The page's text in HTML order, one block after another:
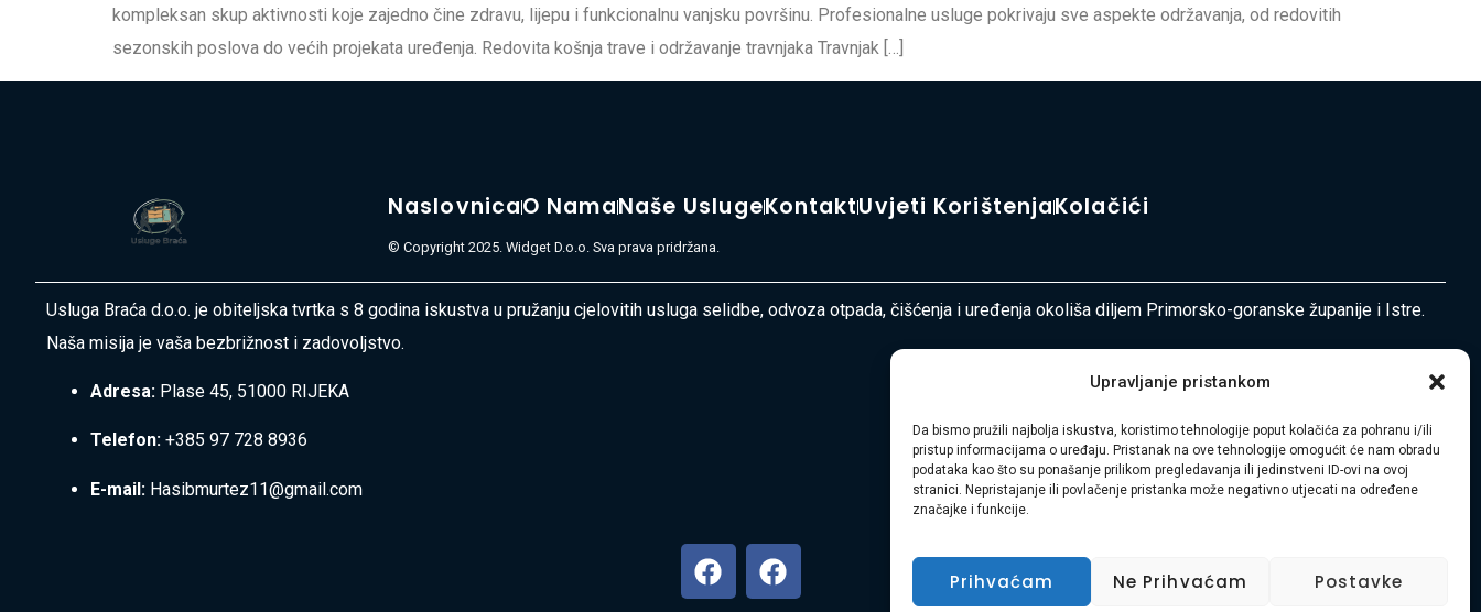
Upravljanje pristankom
Da bismo pružili najbolja iskustva, koristimo tehnologije poput kolačića za pohranu i/ili
pristup informacijama o uređaju. Pristanak na ove tehnologije omogućit će nam obradu
podataka kao što su ponašanje prilikom pregledavanja ili jedinstveni ID-ovi na ovoj
stranici. Nepristajanje ili povlačenje pristanka može negativno utjecati na određene
značajke i funkcije.
Prihvaćam Ne Prihvaćam Postavke
kompleksan skup aktivnosti koje zajedno čine zdravu, lijepu i funkcionalnu vanjsku površinu. Profesionalne usluge pokrivaju sve aspekte održavanja, od redovitih
sezonskih poslova do većih projekata uređenja. Redovita košnja trave i održavanje travnjaka Travnjak […]
NaslovnicaO NamaNaše UslugeKontaktUvjeti KorištenjaKolačići
© Copyright 2025. Widget D.o.o. Sva prava pridržana.
Usluga Braća d.o.o. je obiteljska tvrtka s 8 godina iskustva u pružanju cjelovitih usluga selidbe, odvoza otpada, čišćenja i uređenja okoliša diljem Primorsko-goranske županije i Istre.
Naša misija je vaša bezbrižnost i zadovoljstvo.
Adresa: Plase 45, 51000 RIJEKA
Telefon: +385 97 728 8936
E-mail: Hasibmurtez11@gmail.com